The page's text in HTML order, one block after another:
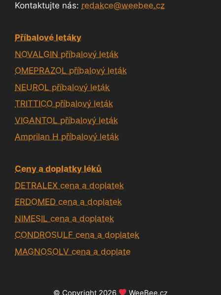
Kontaktujte nás: redakce@weebee.cz
Příbalové letáky
NOVALGIN příbalový leták
OMEPRAZOL příbalový leták
NEUROL příbalový leták
TRITTICO příbalový leták
VIGANTOL příbalový leták
Amprilan H příbalový leták
Ceny a doplatky léků
DETRALEX cena a doplatek
ERDOMED cena a doplatek
NIMESIL cena a doplatek
CONDROSULF cena a doplatek
MAGNOSOLV cena a doplate
© Copyright 2026 WeeBee.cz